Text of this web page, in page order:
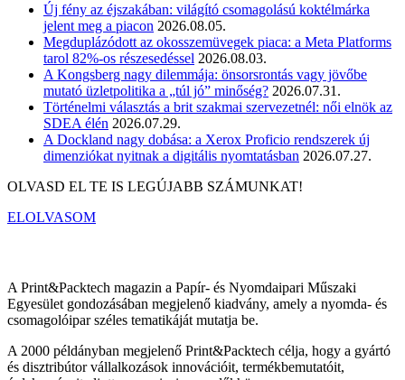
Új fény az éjszakában: világító csomagolású koktélmárka
jelent meg a piacon 2026.08.05.
Megduplázódott az okosszemüvegek piaca: a Meta Platforms
tarol 82%-os részesedéssel 2026.08.03.
A Kongsberg nagy dilemmája: önsorsrontás vagy jövőbe
mutató üzletpolitika a „túl jó” minőség? 2026.07.31.
Történelmi választás a brit szakmai szervezetnél: női elnök az
SDEA élén 2026.07.29.
A Dockland nagy dobása: a Xerox Proficio rendszerek új
dimenziókat nyitnak a digitális nyomtatásban 2026.07.27.
OLVASD EL TE IS LEGÚJABB SZÁMUNKAT!
ELOLVASOM
A Print&Packtech magazin a Papír- és Nyomdaipari Műszaki
Egyesület gondozásában megjelenő kiadvány, amely a nyomda- és
csomagolóipar széles tematikáját mutatja be.
A 2000 példányban megjelenő Print&Packtech célja, hogy a gyártó
és disztribútor vállalkozások innovációit, termékbemutatóit,